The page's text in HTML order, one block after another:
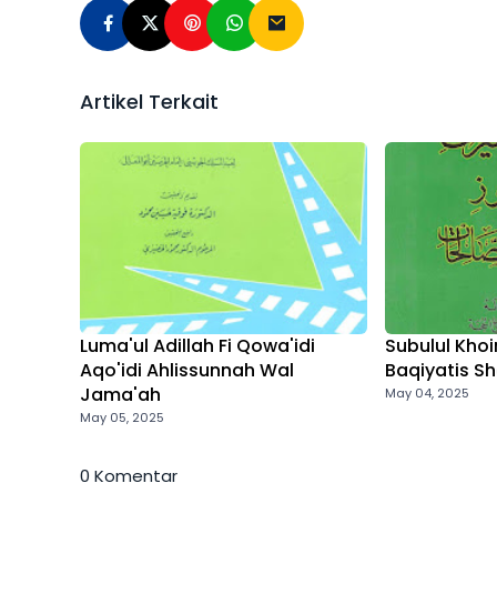
Artikel Terkait
Luma'ul Adillah Fi Qowa'idi
Aqo'idi Ahlissunnah Wal
Jama'ah
May 05, 2025
Subulul
Baqiyatis
May 04, 2025
0 Komentar